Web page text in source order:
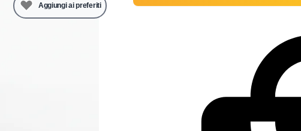
Aggiungi ai preferiti